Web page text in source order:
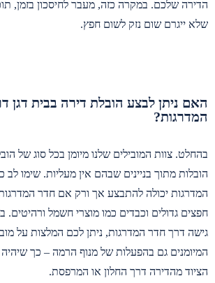
הדירה שלכם. במקרה כזה, מעבר לחיסכון בזמן,
שלא ייגרם שום נזק לשום חפץ.
האם ניתן לבצע הובלת דירה בבית דגן
המדרגות?
בהחלט. צוות המובילים שלנו מיומן בכל סוג של
הובלות מתוך בניינים שבהם אין מעליות. שימו לב
המדרגות יכולה להתבצע אך ורק אם חדר
חפצים גדולים וכבדים כמו מוצרי חשמל
גישה דרך חדר המדרגות, ניתן לכם המלצות על
המיומנים גם בהפעלות של מנוף הרמה – כך שיהיה
הציוד מהדירה דרך החלון או המרפסת.